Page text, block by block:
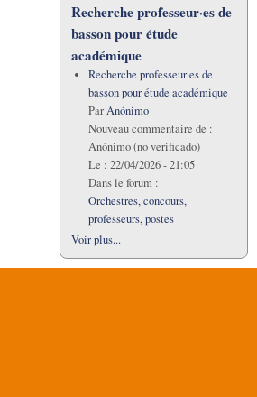
Recherche professeur·es de
basson pour étude
académique
Recherche professeur·es de
basson pour étude académique
ParAnónimo
Nouveau commentaire de :
Anónimo (no verificado)
Le : 22/04/2026 - 21:05
Dans le forum :
Orchestres, concours,
professeurs, postes
Voir plus...